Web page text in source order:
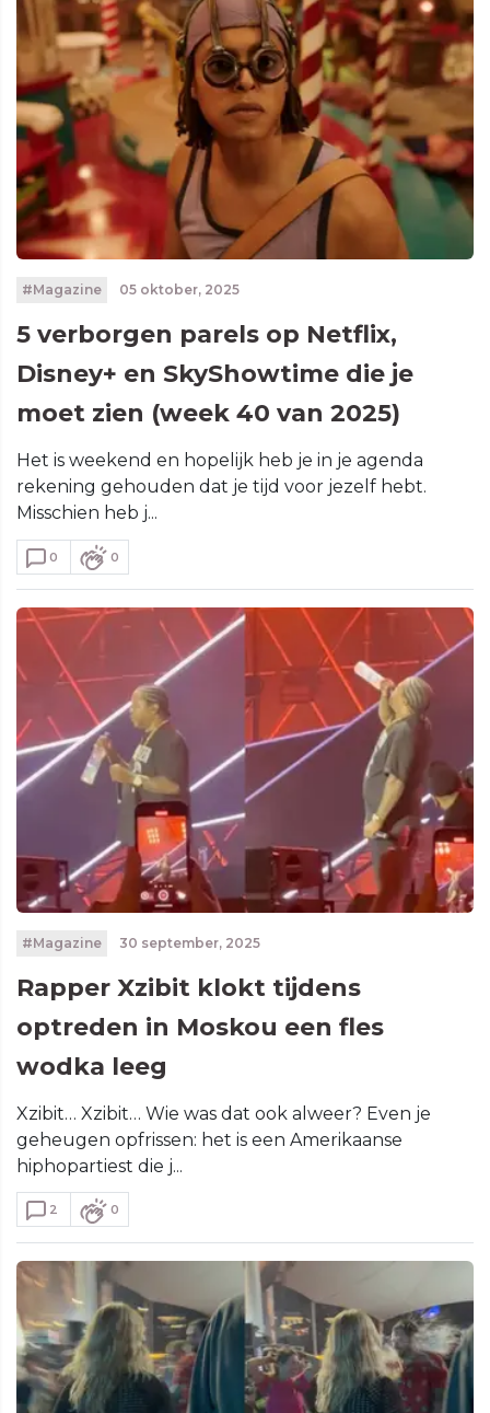
#Magazine 05 oktober, 2025
5 verborgen parels op Netflix,
Disney+ en SkyShowtime die je
moet zien (week 40 van 2025)
Het is weekend en hopelijk heb je in je agenda
rekening gehouden dat je tijd voor jezelf hebt.
Misschien heb j...
0 0
#Magazine 30 september, 2025
Rapper Xzibit klokt tijdens
optreden in Moskou een fles
wodka leeg
Xzibit… Xzibit… Wie was dat ook alweer? Even je
geheugen opfrissen: het is een Amerikaanse
hiphopartiest die j...
2 0